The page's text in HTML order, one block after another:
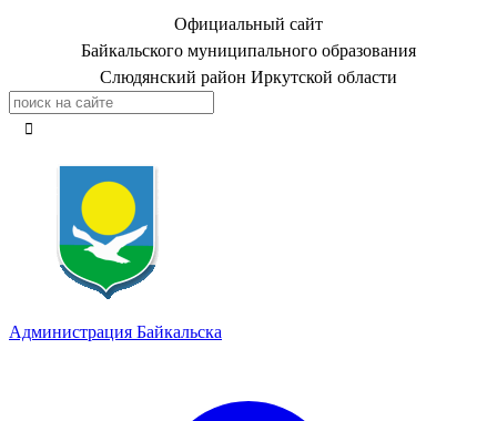
Официальный сайт
Байкальского муниципального образования
Слюдянский район Иркутской области
Администрация Байкальска